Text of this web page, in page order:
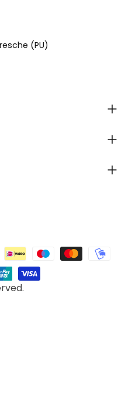
(PU)